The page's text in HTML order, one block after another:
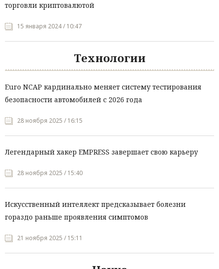
торговли криптовалютой
15 января 2024 / 10:47
Технологии
Euro NCAP кардинально меняет систему тестирования
безопасности автомобилей с 2026 года
28 ноября 2025 / 16:15
Легендарный хакер EMPRESS завершает свою карьеру
28 ноября 2025 / 15:40
Искусственный интеллект предсказывает болезни
гораздо раньше проявления симптомов
21 ноября 2025 / 15:11